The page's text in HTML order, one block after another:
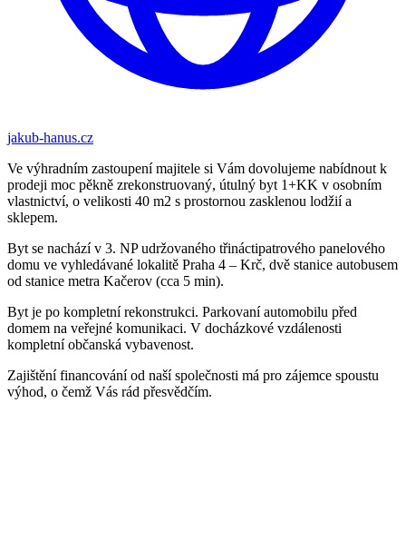
jakub-hanus.cz
Ve výhradním zastoupení majitele si Vám dovolujeme nabídnout k
prodeji moc pěkně zrekonstruovaný, útulný byt 1+KK v osobním
vlastnictví, o velikosti 40 m2 s prostornou zasklenou lodžií a
sklepem.
Byt se nachází v 3. NP udržovaného třináctipatrového panelového
domu ve vyhledávané lokalitě Praha 4 – Krč, dvě stanice autobusem
od stanice metra Kačerov (cca 5 min).
Byt je po kompletní rekonstrukci. Parkovaní automobilu před
domem na veřejné komunikaci. V docházkové vzdálenosti
kompletní občanská vybavenost.
Zajištění financování od naší společnosti má pro zájemce spoustu
výhod, o čemž Vás rád přesvědčím.